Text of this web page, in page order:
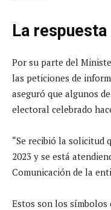
La
Por su parte del
las peticiones de
aseguró que algunos
electoral celebrado
“Se recibió la solicitud
2023 y se está
Comunicación de la
Estos son los